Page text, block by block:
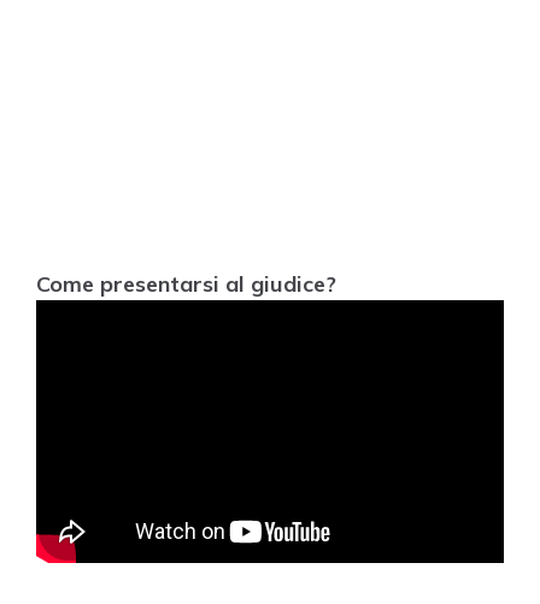
Come presentarsi al giudice?